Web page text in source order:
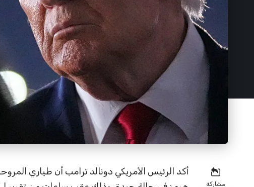
مشاركة
أكد الرئيس الأمريكي دونالد ترامب أن طياري